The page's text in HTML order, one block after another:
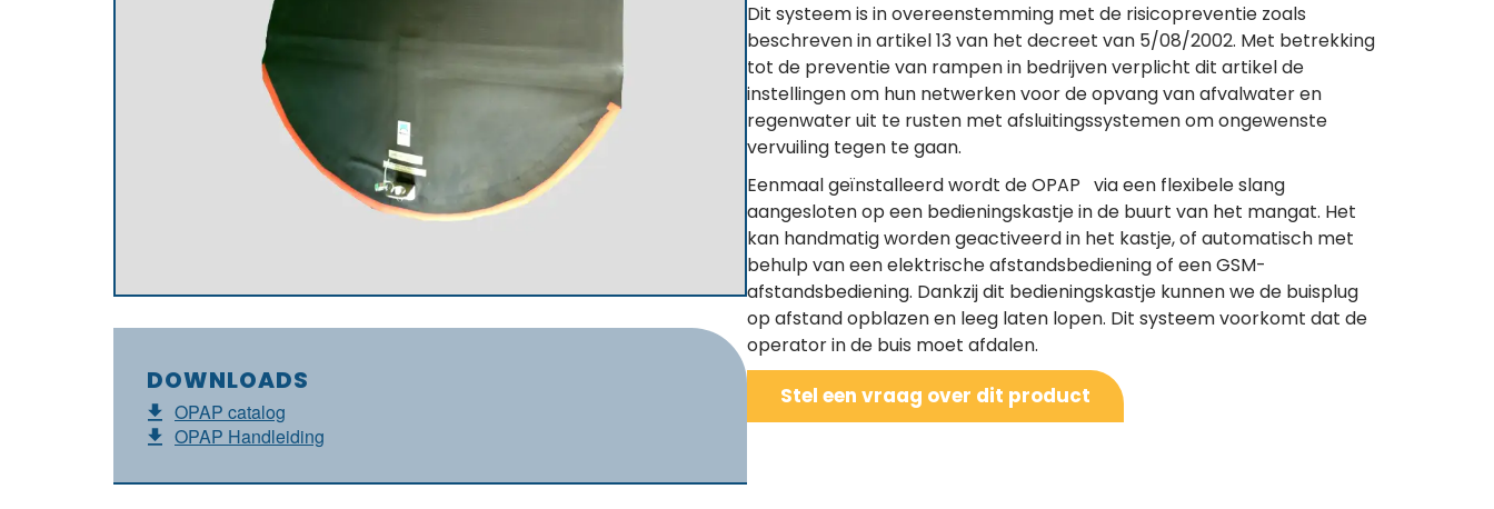
DOWNLOADS
OPAP catalog
OPAP Handleiding
Dit systeem is in overeenstemming met de risicopreventie zoals
beschreven in artikel 13 van het decreet van 5/08/2002. Met betrekking
tot de preventie van rampen in bedrijven verplicht dit artikel de
instellingen om hun netwerken voor de opvang van afvalwater en
regenwater uit te rusten met afsluitingssystemen om ongewenste
vervuiling tegen te gaan.
Eenmaal geïnstalleerd wordt de OPAP via een flexibele slang
aangesloten op een bedieningskastje in de buurt van het mangat. Het
kan handmatig worden geactiveerd in het kastje, of automatisch met
behulp van een elektrische afstandsbediening of een GSM-
afstandsbediening. Dankzij dit bedieningskastje kunnen we de buisplug
op afstand opblazen en leeg laten lopen. Dit systeem voorkomt dat de
operator in de buis moet afdalen.
Stel een vraag over dit product